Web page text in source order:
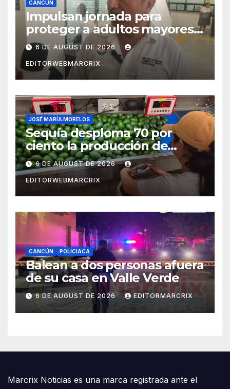
CANCÚN
Impulsan jornada para
proteger a adultos mayores
de fraudes en Cancún
6 DE AUGUST DE 2026
EDITORWEBMARCRIX
JOSÉ MARÍA MORELOS
Sequía desploma 70 por
ciento la producción de
aguacate en Candelaria
6 DE AUGUST DE 2026
EDITORWEBMARCRIX
CANCÚN POLICIACA
Balean a dos personas afuera
de su casa en Valle Verde
6 DE AUGUST DE 2026 EDITORMARCRIX
Marcrix Noticias es una marca registrada ante el